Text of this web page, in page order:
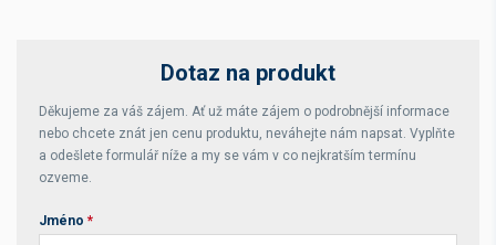
Dotaz na produkt
Děkujeme za váš zájem. Ať už máte zájem o podrobnější informace
nebo chcete znát jen cenu produktu, neváhejte nám napsat. Vyplňte
a odešlete formulář níže a my se vám v co nejkratším termínu
ozveme.
Jméno *